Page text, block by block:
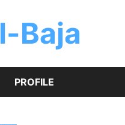
Baja
PROFILE